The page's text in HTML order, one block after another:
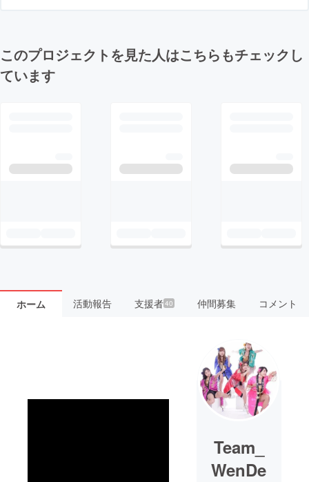
このプロジェクトを見た人はこちらもチェックし
ています
ホーム 活動報告 支援者40 仲間募集 コメント
Team_
WenDe